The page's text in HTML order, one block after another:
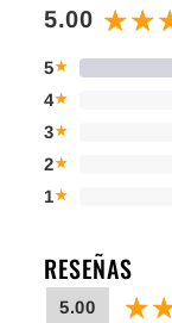
5.00
5★
4★
3★
2★
1★
RESEÑAS
5.00